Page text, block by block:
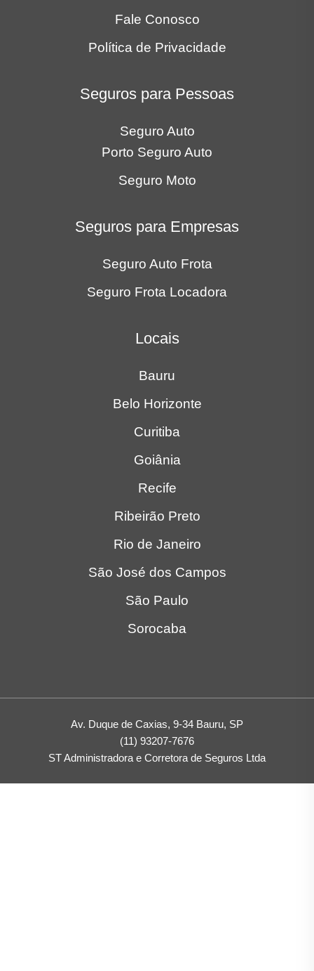
Fale Conosco
Política de Privacidade
Seguros para Pessoas
Seguro Auto
Porto Seguro Auto
Seguro Moto
Seguros para Empresas
Seguro Auto Frota
Seguro Frota Locadora
Locais
Bauru
Belo Horizonte
Curitiba
Goiânia
Recife
Ribeirão Preto
Rio de Janeiro
São José dos Campos
São Paulo
Sorocaba
Av. Duque de Caxias, 9-34 Bauru, SP
(11) 93207-7676
ST Administradora e Corretora de Seguros Ltda